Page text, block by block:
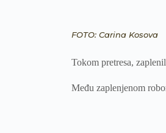
FOTO: Carina Kosova
Tokom pretresa,
Među zaplenjenom